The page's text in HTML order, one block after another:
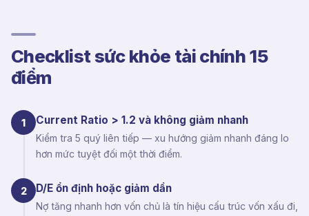
Checklist sức khỏe tài chính 15
điểm
1 Current Ratio > 1.2 và không giảm nhanh
Kiểm tra 5 quý liên tiếp — xu hướng giảm nhanh đáng lo
hơn mức tuyệt đối một thời điểm.
2 D/E ổn định hoặc giảm dần
Nợ tăng nhanh hơn vốn chủ là tín hiệu cấu trúc vốn xấu đi,